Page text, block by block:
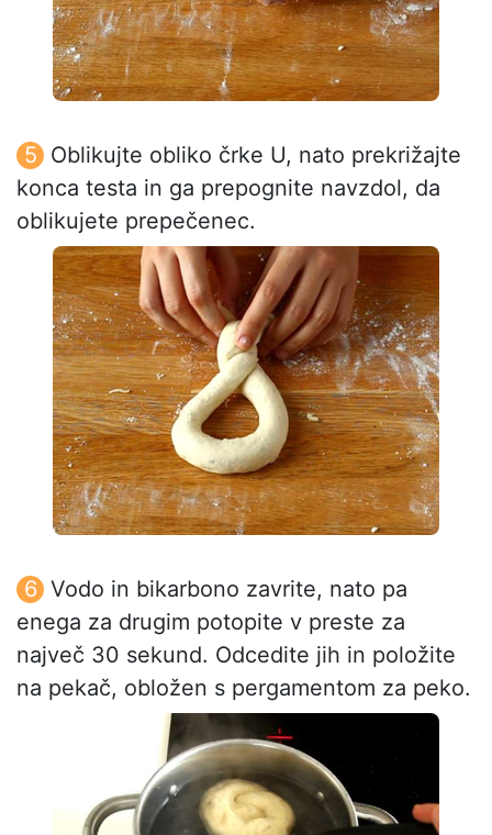
Oblikujte obliko črke U, nato prekrižajte
konca testa in ga prepognite navzdol, da
oblikujete prepečenec.
Vodo in bikarbono zavrite, nato pa
enega za drugim potopite v preste za
največ 30 sekund. Odcedite jih in položite
na pekač, obložen s pergamentom za peko.